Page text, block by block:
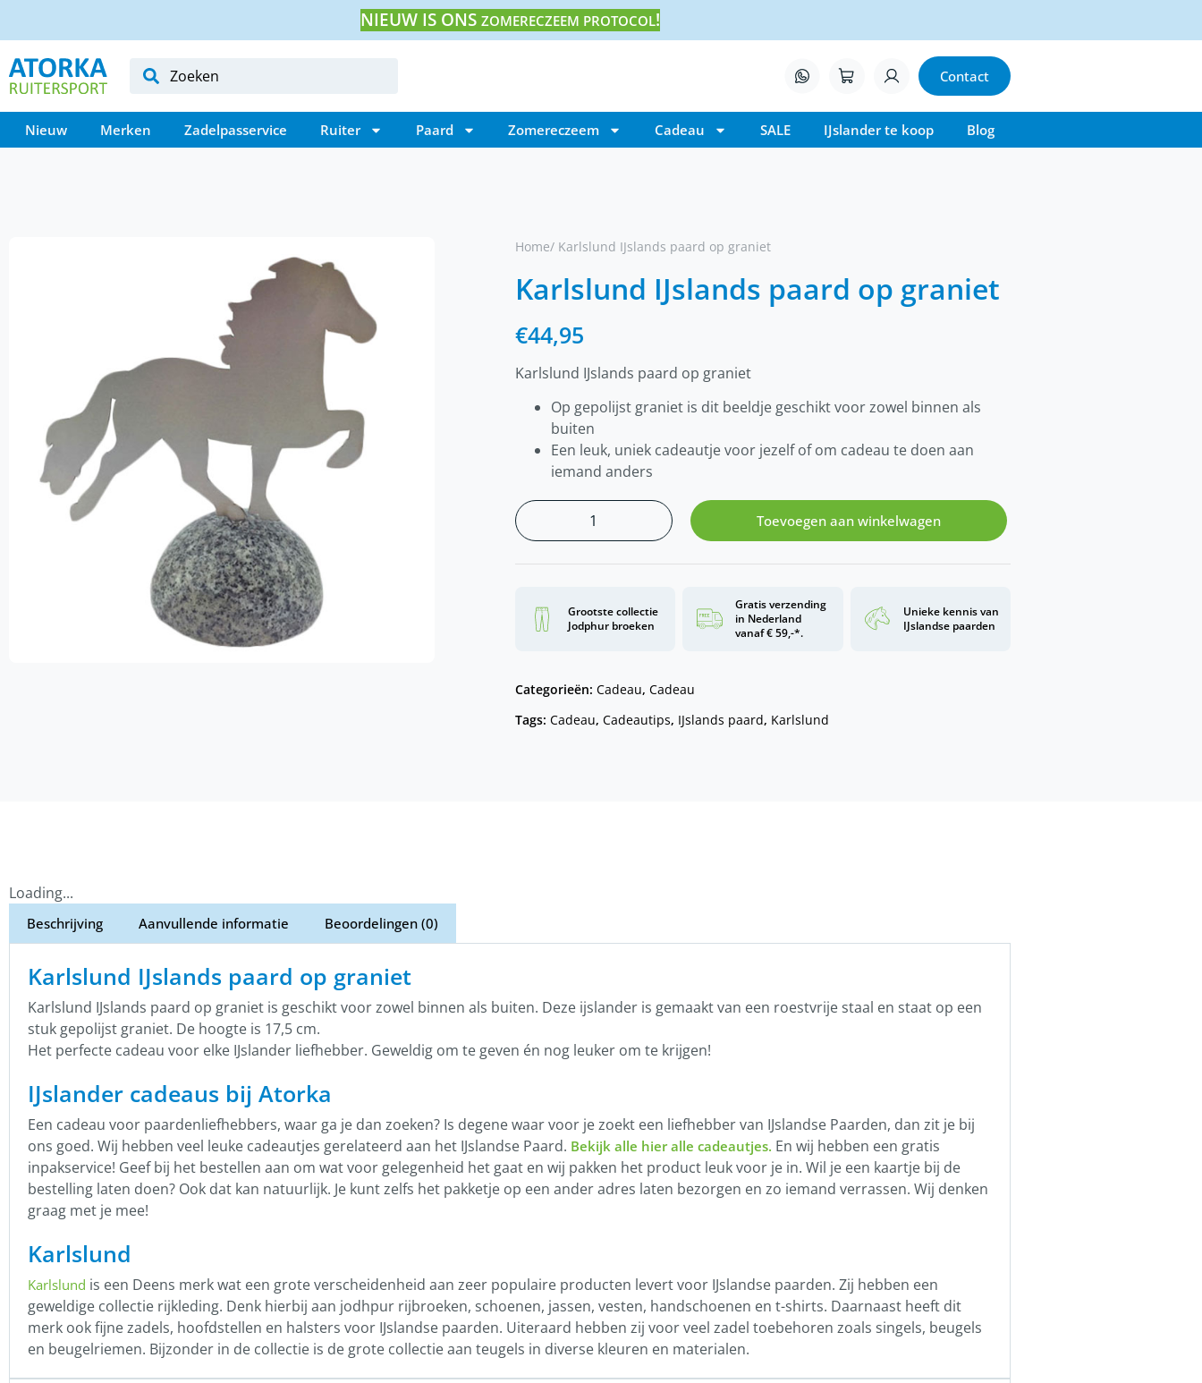
NIEUW IS ONS ZOMERECZEEM PROTOCOL!
Contact
Nieuw Merken Zadelpasservice Ruiter Paard Zomereczeem Cadeau SALE IJslander te koop Blog
Home/ Karlslund IJslands paard op graniet
Karlslund IJslands paard op graniet
€44,95
Karlslund IJslands paard op graniet
Op gepolijst graniet is dit beeldje geschikt voor zowel binnen als
buiten
Een leuk, uniek cadeautje voor jezelf of om cadeau te doen aan
iemand anders
Toevoegen aan winkelwagen
Grootste collectie
Jodphur broeken
Gratis verzending
in Nederland
vanaf € 59,-*.
Unieke kennis van
IJslandse paarden
Categorieën: Cadeau, Cadeau
Tags: Cadeau, Cadeautips, IJslands paard, Karlslund
Loading...
Beschrijving Aanvullende informatie Beoordelingen (0)
Karlslund IJslands paard op graniet
Karlslund IJslands paard op graniet is geschikt voor zowel binnen als buiten. Deze ijslander is gemaakt van een roestvrije staal en staat op een
stuk gepolijst graniet. De hoogte is 17,5 cm.
Het perfecte cadeau voor elke IJslander liefhebber. Geweldig om te geven én nog leuker om te krijgen!
IJslander cadeaus bij Atorka
Een cadeau voor paardenliefhebbers, waar ga je dan zoeken? Is degene waar voor je zoekt een liefhebber van IJslandse Paarden, dan zit je bij
ons goed. Wij hebben veel leuke cadeautjes gerelateerd aan het IJslandse Paard. Bekijk alle hier alle cadeautjes. En wij hebben een gratis
inpakservice! Geef bij het bestellen aan om wat voor gelegenheid het gaat en wij pakken het product leuk voor je in. Wil je een kaartje bij de
bestelling laten doen? Ook dat kan natuurlijk. Je kunt zelfs het pakketje op een ander adres laten bezorgen en zo iemand verrassen. Wij denken
graag met je mee!
Karlslund
Karlslund is een Deens merk wat een grote verscheidenheid aan zeer populaire producten levert voor IJslandse paarden. Zij hebben een
geweldige collectie rijkleding. Denk hierbij aan jodhpur rijbroeken, schoenen, jassen, vesten, handschoenen en t-shirts. Daarnaast heeft dit
merk ook fijne zadels, hoofdstellen en halsters voor IJslandse paarden. Uiteraard hebben zij voor veel zadel toebehoren zoals singels, beugels
en beugelriemen. Bijzonder in de collectie is de grote collectie aan teugels in diverse kleuren en materialen.